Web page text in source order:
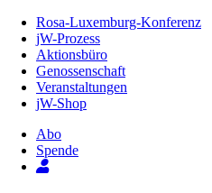
Inhalt
Seite
Rosa-Luxemburg-Konferenz
jW-Prozess
Aktionsbüro
Genossenschaft
Veranstaltungen
jW-Shop
Abo
Spende